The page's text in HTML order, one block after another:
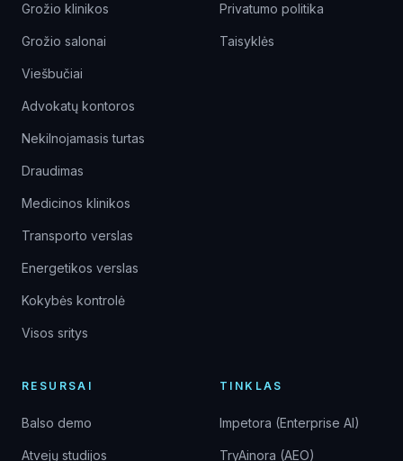
Grožio klinikos
Grožio salonai
Viešbučiai
Advokatų kontoros
Nekilnojamasis turtas
Draudimas
Medicinos klinikos
Transporto verslas
Energetikos verslas
Kokybės kontrolė
Visos sritys
Privatumo politika
Taisyklės
RESURSAI
Balso demo
Atvejų studijos
TINKLAS
Impetora (Enterprise AI)
TryAinora (AEO)